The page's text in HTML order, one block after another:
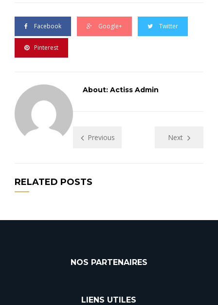
Facebook Google+ Twitter
Pinterest
About: Actiss Admin
Previous Next
RELATED POSTS
NOS PARTENAIRES
LIENS UTILES